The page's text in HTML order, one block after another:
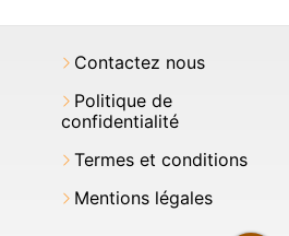
Contactez nous
Politique de
confidentialité
Termes et conditions
Mentions légales